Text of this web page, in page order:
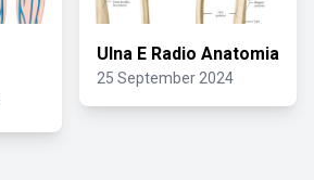
Ulna E Radio Anatomia
25 September 2024